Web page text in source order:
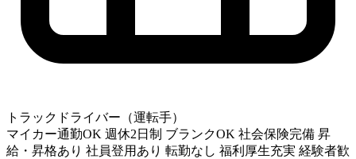
トラックドライバー（運転手）
マイカー通勤OK 週休2日制 ブランクOK 社会保険完備 昇
給・昇格あり 社員登用あり 転勤なし 福利厚生充実 経験者歓